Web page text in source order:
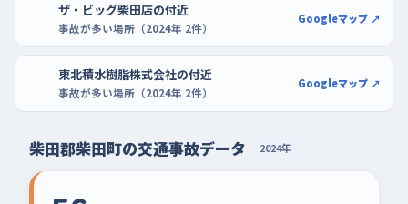
ザ・ビッグ柴田店の付近
事故が多い場所（2024年 2件）
Googleマップ ↗
東北積水樹脂株式会社の付近
事故が多い場所（2024年 2件）
Googleマップ ↗
柴田郡柴田町の交通事故データ 2024年